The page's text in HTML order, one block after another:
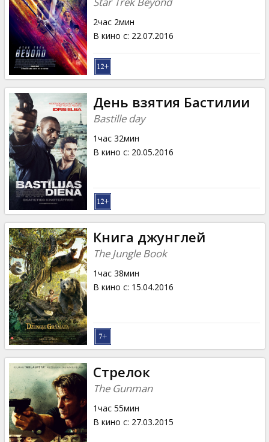
2час 2мин
В кино с: 22.07.2016
День взятия Бастилии
Bastille day
1час 32мин
В кино с: 20.05.2016
Книга джунглей
The Jungle Book
1час 38мин
В кино с: 15.04.2016
Стрелок
The Gunman
1час 55мин
В кино с: 27.03.2015